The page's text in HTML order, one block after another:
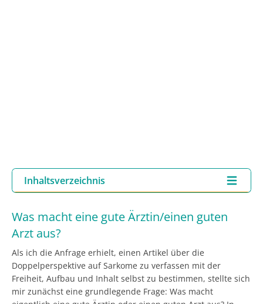
Inhaltsverzeichnis
Was macht eine gute Ärztin/einen guten
Arzt aus?
Als ich die Anfrage erhielt, einen Artikel über die
Doppelperspektive auf Sarkome zu verfassen mit der
Freiheit, Aufbau und Inhalt selbst zu bestimmen, stellte sich
mir zunächst eine grundlegende Frage: Was macht